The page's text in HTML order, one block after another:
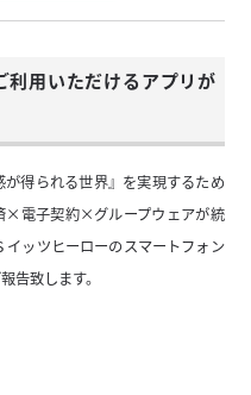
用いただけるアプリが
が得られる世界』を実現するため
×電子契約×グループウェアが統
イッツヒーローのスマートフォン
告致します。